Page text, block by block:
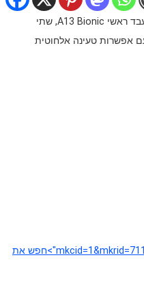
האייפון 11 החזק והעוצמתי מבית Apple, בעל מסך 6.1 אינטש Liquid Retina, עם חיישן זיהוי פנים, מעבד ראשי A13 Bionic, שתי
&mkcid=1&mkrid=711-53200-19255-0&siteid=0&campid=5337075897&customid=new&toolid=10001&mkevt=1">חפש את